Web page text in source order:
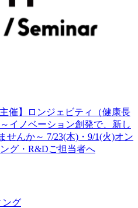
催】ロンジェビティ（健康長
イノベーション創発で、新し
せんか～ 7/23(木)・9/1(火)オン
グ・R&Dご担当者へ
ング